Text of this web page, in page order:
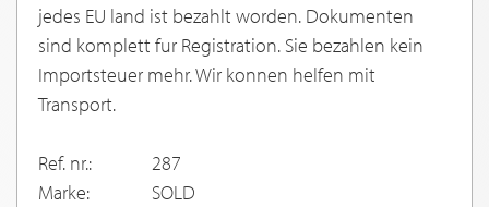
jedes EU land ist bezahlt worden. Dokumenten
sind komplett fur Registration. Sie bezahlen kein
Importsteuer mehr. Wir konnen helfen mit
Transport.
Ref. nr.:
287
Marke:
SOLD